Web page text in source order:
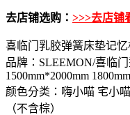
去店铺选购： >>>去店铺
喜临门乳胶弹簧床垫记
品牌：SLEEMON/喜临
1500mm*2000mm
颜色分类：嗨小喵 宅小
（不含棕）